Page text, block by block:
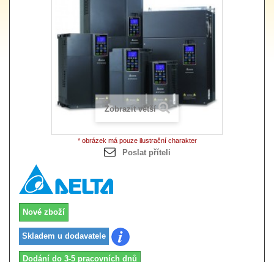
Zobrazit větší
* obrázek má pouze ilustrační charakter
Poslat příteli
Nové zboží
Skladem u dodavatele
Dodání do 3-5 pracovních dnů